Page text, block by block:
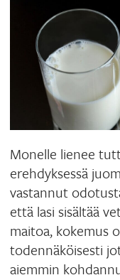
Monelle lienee
erehdyksessä
vastannut
että lasi sisältää
maitoa, kokemus
todennäköisesti
aiemmin